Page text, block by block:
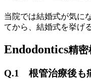
当院では結婚式が気に
てから、結婚式を挙げ
Endodontics精
Q.1 根管治療後も